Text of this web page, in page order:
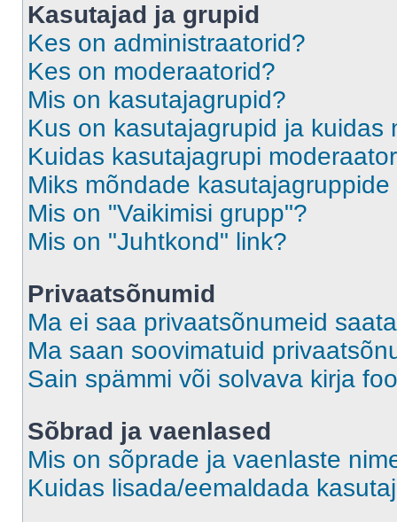
Kasutajad ja grupid
Kes on administraatorid?
Kes on moderaatorid?
Mis on kasutajagrupid?
Kus on kasutajagrupid ja kuidas
Kuidas kasutajagrupi
Miks mõndade
Mis on "Vaikimisi grupp"?
Mis on "Juhtkond" link?
Privaatsõnumid
Ma ei saa privaatsõnumeid
Ma saan soovimatuid
Sain spämmi või solvava kirja
Sõbrad ja vaenlased
Mis on sõprade ja vaenlaste
Kuidas lisada/eemaldada